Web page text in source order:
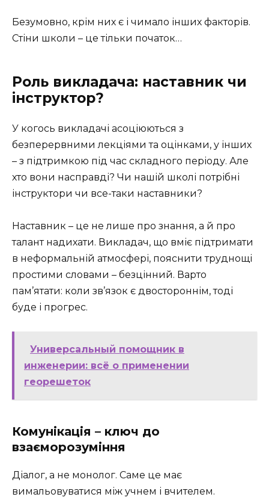
Безумовно, крім них є і чимало інших факторів.
Стіни школи – це тільки початок…
Роль викладача: наставник чи
інструктор?
У когось викладачі асоціюються з
безперервними лекціями та оцінками, у інших
– з підтримкою під час складного періоду. Але
хто вони насправді? Чи нашій школі потрібні
інструктори чи все-таки наставники?
Наставник – це не лише про знання, а й про
талант надихати. Викладач, що вміє підтримати
в неформальній атмосфері, пояснити труднощі
простими словами – безцінний. Варто
пам’ятати: коли зв’язок є двостороннім, тоді
буде і прогрес.
Универсальный помощник в
инженерии: всё о применении
георешеток
Комунікація – ключ до
взаєморозуміння
Діалог, а не монолог. Саме це має
вимальовуватися між учнем і вчителем.